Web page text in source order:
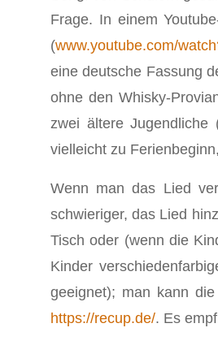
Frage. In einem
(www.youtube.com/
eine deutsche Fassung
ohne den Whisky-
zwei ältere
vielleicht zu
Wenn man das Lied
schwieriger, das Lied
Tisch oder (wenn die
Kinder
geeignet); man kann
https://recup.de/. Es